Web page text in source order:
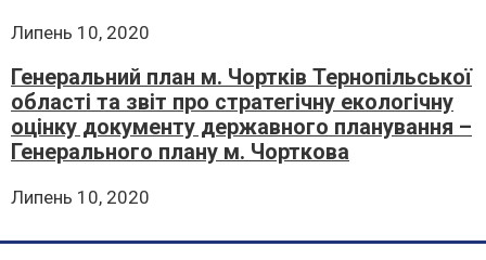
Липень 10, 2020
Генеральний план м. Чортків Тернопільської
області та звіт про стратегічну екологічну
оцінку документу державного планування –
Генерального плану м. Чорткова
Липень 10, 2020